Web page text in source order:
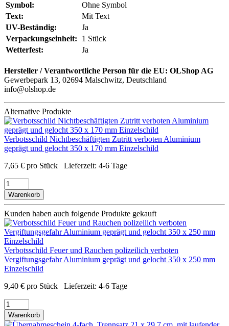
Symbol:
Ohne Symbol
Text:
Mit Text
UV-Beständig:
Ja
Verpackungseinheit:
1 Stück
Wetterfest:
Ja
Hersteller / Verantwortliche Person für die EU: OLShop AG
Gewerbepark 13, 02694 Malschwitz, Deutschland
info@olshop.de
Alternative Produkte
Verbotsschild Nichtbeschäftigten Zutritt verboten Aluminium
geprägt und gelocht 350 x 170 mm Einzelschild
7,65 € pro Stück Lieferzeit: 4-6 Tage
Warenkorb
Kunden haben auch folgende Produkte gekauft
Verbotsschild Feuer und Rauchen polizeilich verboten
Vergiftungsgefahr Aluminium geprägt und gelocht 350 x 250 mm
Einzelschild
9,40 € pro Stück Lieferzeit: 4-6 Tage
Warenkorb